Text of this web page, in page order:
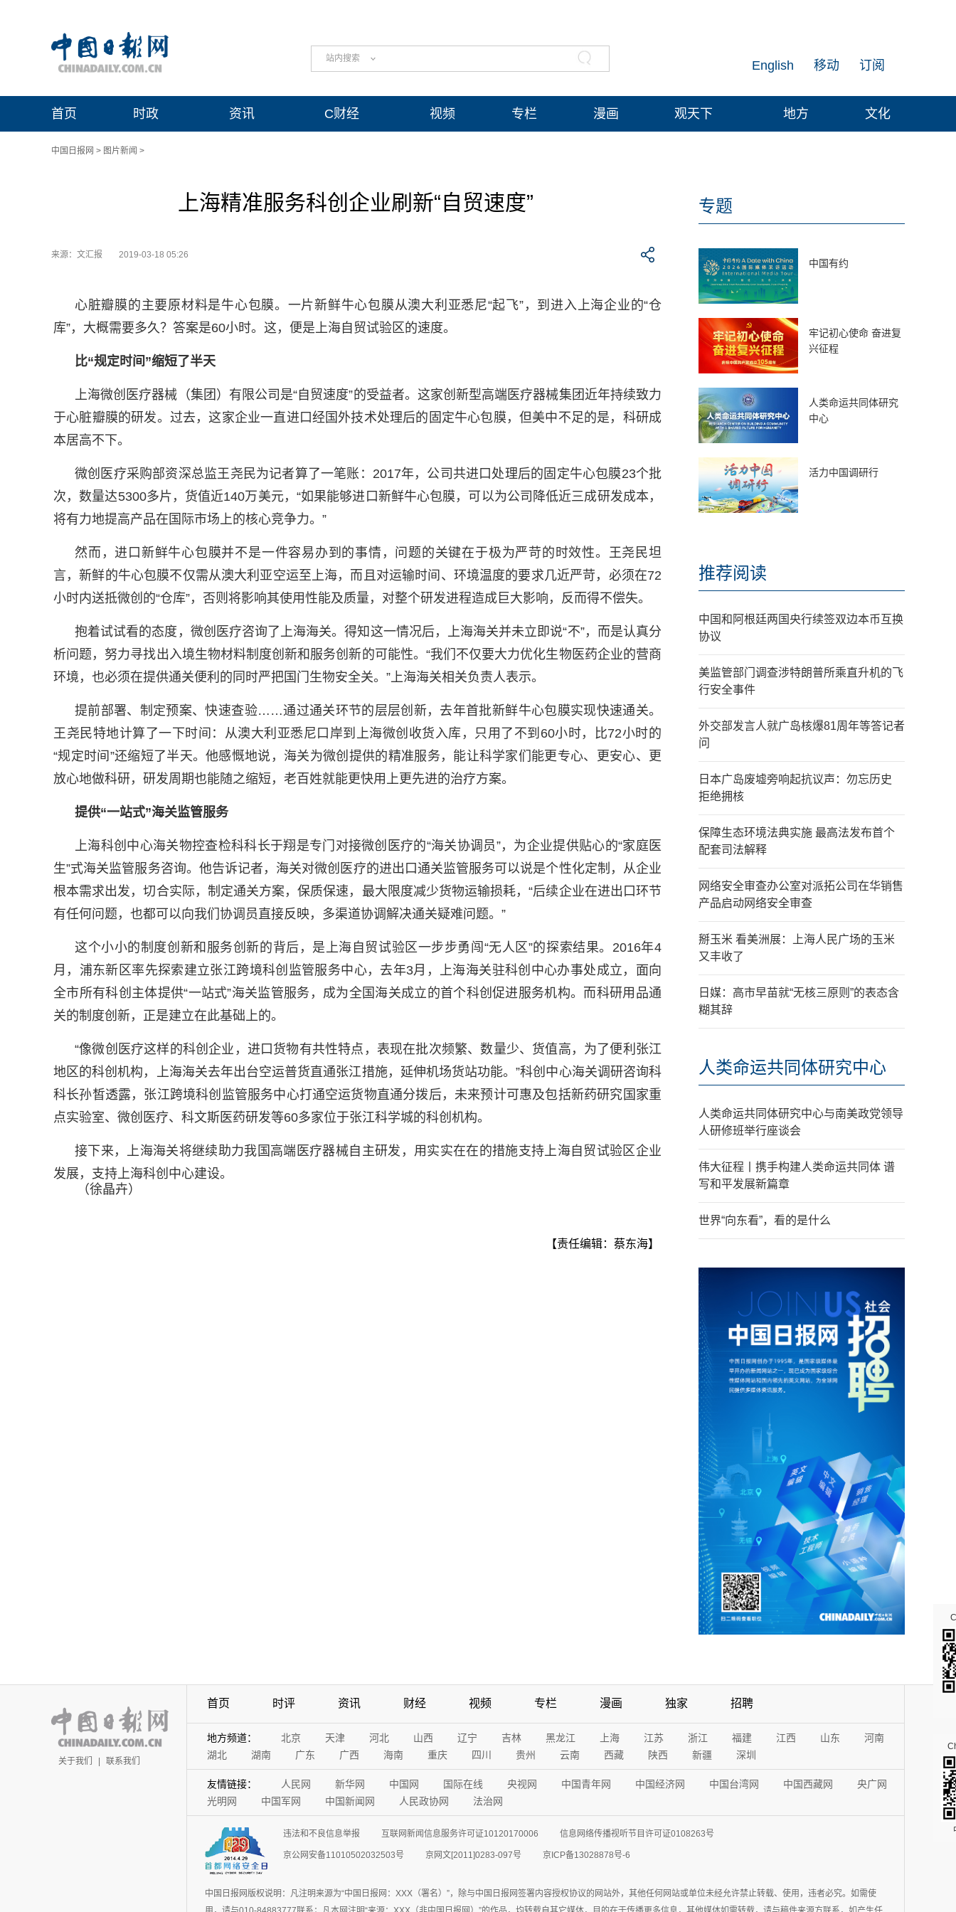
站内搜索 订阅
移动
English
首页 时政 资讯 C财经 视频 专栏 漫画 观天下 地方 文化
中国日报网 > 图片新闻 >
上海精准服务科创企业刷新“自贸速度”
来源：文汇报 2019-03-18 05:26
心脏瓣膜的主要原材料是牛心包膜。一片新鲜牛心包膜从澳大利亚悉尼“起飞”，到进入上海企业的“仓
库”，大概需要多久？答案是60小时。这，便是上海自贸试验区的速度。
比“规定时间”缩短了半天
上海微创医疗器械（集团）有限公司是“自贸速度”的受益者。这家创新型高端医疗器械集团近年持续致力
于心脏瓣膜的研发。过去，这家企业一直进口经国外技术处理后的固定牛心包膜，但美中不足的是，科研成
本居高不下。
微创医疗采购部资深总监王尧民为记者算了一笔账：2017年，公司共进口处理后的固定牛心包膜23个批
次，数量达5300多片，货值近140万美元，“如果能够进口新鲜牛心包膜，可以为公司降低近三成研发成本，
将有力地提高产品在国际市场上的核心竞争力。”
然而，进口新鲜牛心包膜并不是一件容易办到的事情，问题的关键在于极为严苛的时效性。王尧民坦
言，新鲜的牛心包膜不仅需从澳大利亚空运至上海，而且对运输时间、环境温度的要求几近严苛，必须在72
小时内送抵微创的“仓库”，否则将影响其使用性能及质量，对整个研发进程造成巨大影响，反而得不偿失。
抱着试试看的态度，微创医疗咨询了上海海关。得知这一情况后，上海海关并未立即说“不”，而是认真分
析问题，努力寻找出入境生物材料制度创新和服务创新的可能性。“我们不仅要大力优化生物医药企业的营商
环境，也必须在提供通关便利的同时严把国门生物安全关。”上海海关相关负责人表示。
提前部署、制定预案、快速查验……通过通关环节的层层创新，去年首批新鲜牛心包膜实现快速通关。
王尧民特地计算了一下时间：从澳大利亚悉尼口岸到上海微创收货入库，只用了不到60小时，比72小时的
“规定时间”还缩短了半天。他感慨地说，海关为微创提供的精准服务，能让科学家们能更专心、更安心、更
放心地做科研，研发周期也能随之缩短，老百姓就能更快用上更先进的治疗方案。
提供“一站式”海关监管服务
上海科创中心海关物控查检科科长于翔是专门对接微创医疗的“海关协调员”，为企业提供贴心的“家庭医
生”式海关监管服务咨询。他告诉记者，海关对微创医疗的进出口通关监管服务可以说是个性化定制，从企业
根本需求出发，切合实际，制定通关方案，保质保速，最大限度减少货物运输损耗，“后续企业在进出口环节
有任何问题，也都可以向我们协调员直接反映，多渠道协调解决通关疑难问题。”
这个小小的制度创新和服务创新的背后，是上海自贸试验区一步步勇闯“无人区”的探索结果。2016年4
月，浦东新区率先探索建立张江跨境科创监管服务中心，去年3月，上海海关驻科创中心办事处成立，面向
全市所有科创主体提供“一站式”海关监管服务，成为全国海关成立的首个科创促进服务机构。而科研用品通
关的制度创新，正是建立在此基础上的。
“像微创医疗这样的科创企业，进口货物有共性特点，表现在批次频繁、数量少、货值高，为了便利张江
地区的科创机构，上海海关去年出台空运普货直通张江措施，延伸机场货站功能。”科创中心海关调研咨询科
科长孙皙透露，张江跨境科创监管服务中心打通空运货物直通分拨后，未来预计可惠及包括新药研究国家重
点实验室、微创医疗、科文斯医药研发等60多家位于张江科学城的科创机构。
接下来，上海海关将继续助力我国高端医疗器械自主研发，用实实在在的措施支持上海自贸试验区企业
发展，支持上海科创中心建设。
（徐晶卉）
【责任编辑：蔡东海】
专题
中国有约
牢记初心使命 奋进复
兴征程
人类命运共同体研究
中心
活力中国调研行
推荐阅读
中国和阿根廷两国央行续签双边本币互换
协议
美监管部门调查涉特朗普所乘直升机的飞
行安全事件
外交部发言人就广岛核爆81周年等答记者
问
日本广岛废墟旁响起抗议声：勿忘历史
拒绝拥核
保障生态环境法典实施 最高法发布首个
配套司法解释
网络安全审查办公室对派拓公司在华销售
产品启动网络安全审查
掰玉米 看美洲展：上海人民广场的玉米
又丰收了
日媒：高市早苗就“无核三原则”的表态含
糊其辞
人类命运共同体研究中心
人类命运共同体研究中心与南美政党领导
人研修班举行座谈会
伟大征程丨携手构建人类命运共同体 谱
写和平发展新篇章
世界“向东看”，看的是什么
关于我们 | 联系我们
首页 时评 资讯 财经 视频 专栏 漫画 独家 招聘
地方频道： 北京 天津 河北 山西 辽宁 吉林 黑龙江 上海 江苏 浙江 福建 江西 山东
河南
湖北
湖南 广东 广西 海南 重庆 四川 贵州 云南 西藏 陕西 新疆 深圳
友情链接： 人民网 新华网 中国网 国际在线 央视网 中国青年网 中国经济网 中国台湾网 中国西藏网
央广网
光明网
中国军网 中国新闻网 人民政协网 法治网
违法和不良信息举报 互联网新闻信息服务许可证10120170006 信息网络传播视听节目许可证0108263号
京公网安备11010502032503号 京网文[2011]0283-097号 京ICP备13028878号-6
中国日报网版权说明：凡注明来源为“中国日报网：XXX（署名）”，除与中国日报网签署内容授权协议的网站外，其他任何网站或单位未经允许禁止转载、使用，违者必究。如需使